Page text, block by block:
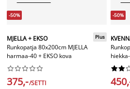
-50%
MJELLA + EKSO
Runkopatja 80x200cm MJELLA
harmaa-40 + EKSO kova
Plus






375,-/SETTI
-50%


